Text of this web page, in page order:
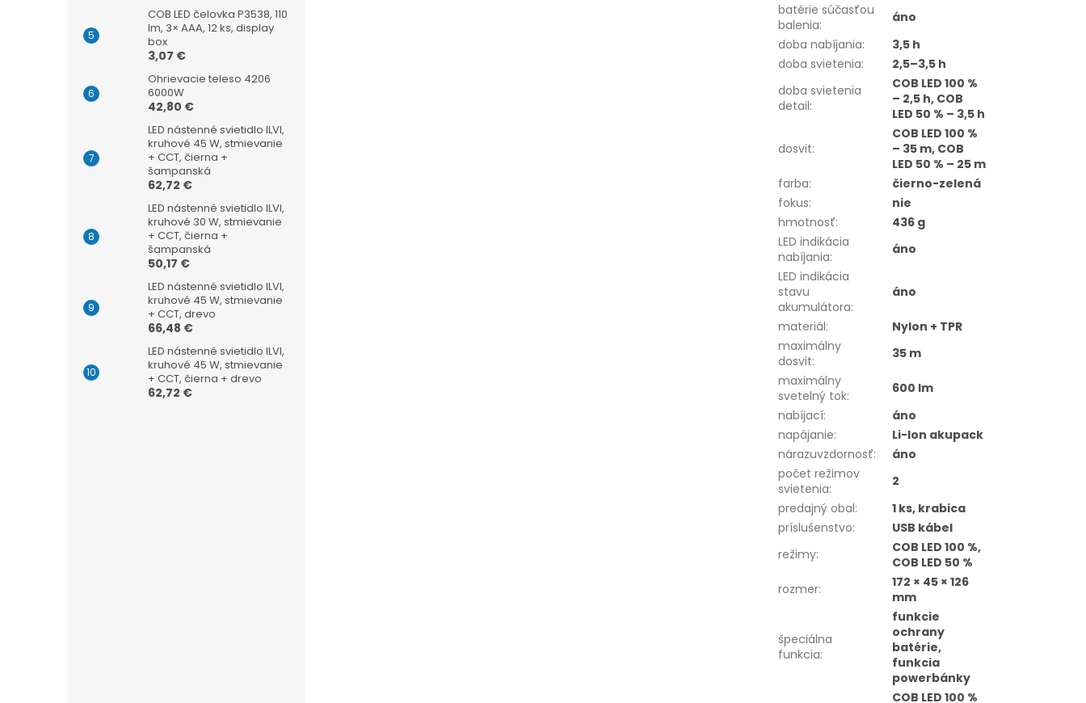
COB LED čelovka P3538, 110
lm, 3× AAA, 12 ks, display
box
3,07 €
Ohrievacie teleso 4206
6000W
42,80 €
LED nástenné svietidlo ILVI,
kruhové 45 W, stmievanie
+ CCT, čierna +
šampanská
62,72 €
LED nástenné svietidlo ILVI,
kruhové 30 W, stmievanie
+ CCT, čierna +
šampanská
50,17 €
LED nástenné svietidlo ILVI,
kruhové 45 W, stmievanie
+ CCT, drevo
66,48 €
LED nástenné svietidlo ILVI,
kruhové 45 W, stmievanie
+ CCT, čierna + drevo
62,72 €
batérie súčasťou
balenia:
áno
doba nabíjania:
3,5 h
doba svietenia:
2,5–3,5 h
doba svietenia
detail:
COB LED 100 %
– 2,5 h, COB
LED 50 % – 3,5 h
dosvit:
COB LED 100 %
– 35 m, COB
LED 50 % – 25 m
farba:
čierno-zelená
fokus:
nie
hmotnosť:
436 g
LED indikácia
nabíjania:
áno
LED indikácia
stavu
akumulátora:
áno
materiál:
Nylon + TPR
maximálny
dosvit:
35 m
maximálny
svetelný tok:
600 lm
nabíjací:
áno
napájanie:
Li-Ion akupack
nárazuvzdornosť:
áno
počet režimov
svietenia:
2
predajný obal:
1 ks, krabica
príslušenstvo:
USB kábel
režimy:
COB LED 100 %,
COB LED 50 %
rozmer:
172 × 45 × 126
mm
špeciálna
funkcia:
funkcie
ochrany
batérie,
funkcia
powerbánky
COB LED 100 %